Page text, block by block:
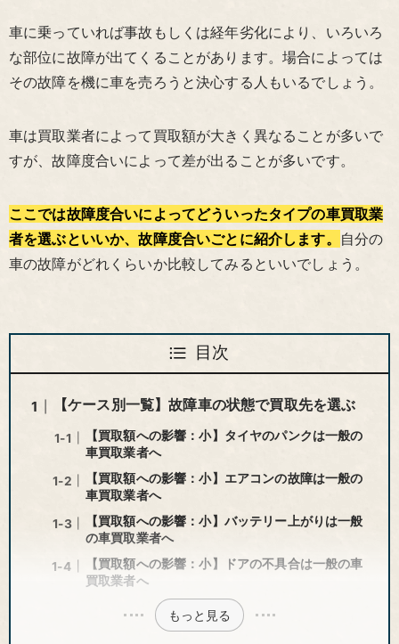
車に乗っていれば事故もしくは経年劣化により、いろいろ
な部位に故障が出てくることがあります。場合によっては
その故障を機に車を売ろうと決心する人もいるでしょう。
車は買取業者によって買取額が大きく異なることが多いで
すが、故障度合いによって差が出ることが多いです。
ここでは故障度合いによってどういったタイプの車買取業
者を選ぶといいか、故障度合いごとに紹介します。 自分の
車の故障がどれくらいか比較してみるといいでしょう。
目次
【ケース別一覧】故障車の状態で買取先を選ぶ
【買取額への影響：小】タイヤのパンクは一般の
車買取業者へ
【買取額への影響：小】エアコンの故障は一般の
車買取業者へ
【買取額への影響：小】バッテリー上がりは一般
の車買取業者へ
【買取額への影響：小】ドアの不具合は一般の車
買取業者へ
もっと見る